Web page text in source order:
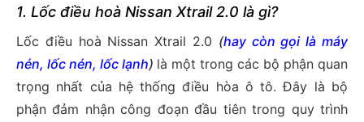
1. Lốc điều hoà Nissan Xtrail 2.0 là gì?
Lốc điều hoà Nissan Xtrail 2.0 (hay còn gọi là máy
nén, lốc nén, lốc lạnh) là một trong các bộ phận quan
trọng nhất của hệ thống điều hòa ô tô. Đây là bộ
phận đảm nhận công đoạn đầu tiên trong quy trình